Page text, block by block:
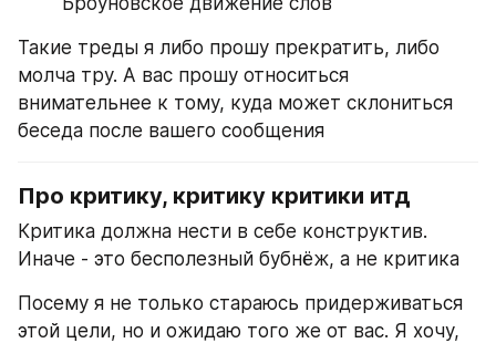
Такие треды я либо прошу прекратить, либо
молча тру. А вас прошу относиться
внимательнее к тому, куда может склониться
беседа после вашего сообщения
Про критику, критику критики итд
Критика должна нести в себе конструктив.
Иначе - это бесполезный бубнёж, а не критика
Посему я не только стараюсь придерживаться
этой цели, но и ожидаю того же от вас. Я хочу,